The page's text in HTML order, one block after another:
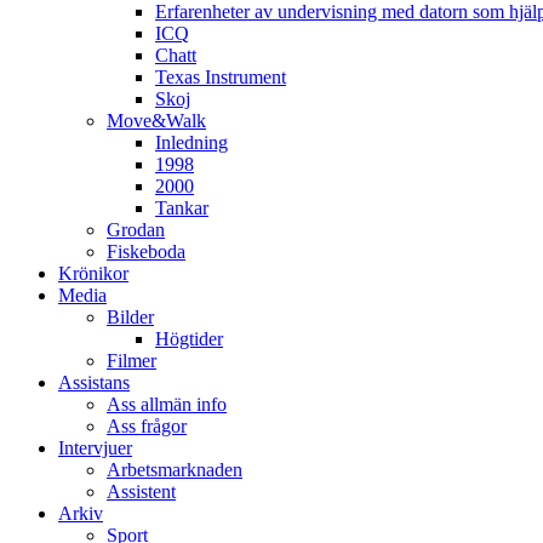
Erfarenheter av undervisning med datorn som
ICQ
Chatt
Texas Instrument
Skoj
Move&Walk
Inledning
1998
2000
Tankar
Grodan
Fiskeboda
Krönikor
Media
Bilder
Högtider
Filmer
Assistans
Ass allmän info
Ass frågor
Intervjuer
Arbetsmarknaden
Assistent
Arkiv
Sport